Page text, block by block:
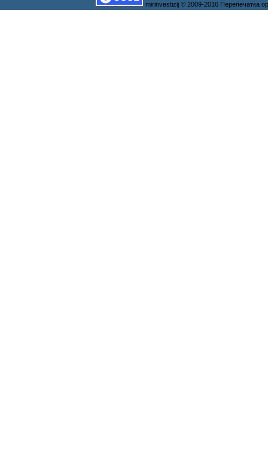
mirinvestizij © 2009-2016 Перепечатка